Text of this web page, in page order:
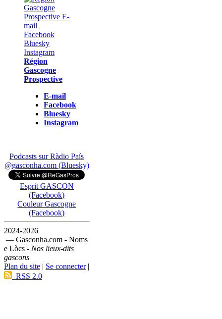
Région
Gascogne
Prospective
E-mail
Facebook
Bluesky
Instagram
Podcasts sur Ràdio País
@gasconha.com (Bluesky)
Esprit GASCON
(Facebook)
Couleur Gascogne
(Facebook)
2024-2026
— Gasconha.com - Noms
e Lòcs - Nos lieux-dits
gascons
Plan du site | Se connecter|
RSS 2.0